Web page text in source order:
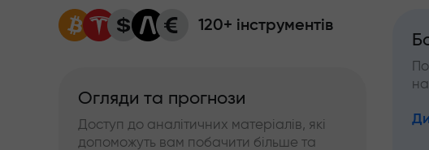
120+ інструментів
Огляди та прогнози
Доступ до аналітичних матеріалів, які
допоможуть вам побачити більше та